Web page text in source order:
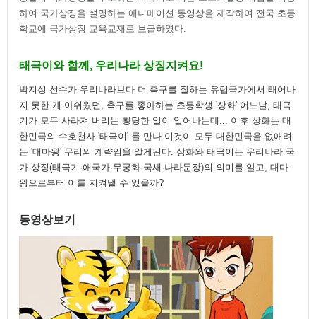
하여 국가상징을 설명하는 애니메이션 동영상을 제작하여 전국 초등
학교에 국가상징 교육교재로 보급하였다.
태극이와 함께, 우리나라 상징지켜요!
박지성 선수가 우리나라보다 더 축구를 잘하는 유럽국가에서 태어나
지 못한 게 아쉬웠던, 축구를 좋아하는 초등학생 '상화' 어느날, 태극
기가 모두 사라져 버리는 황당한 일이 일어나는데... 이후 상화는 대
한민국의 수호천사 '태극이' 를 만나 이것이 모두 대한민국을 없애려
는 '대마왕' 무리의 계략임을 알게된다. 상화와 태극이는 우리나라 국
가 상징(태극기·애국가·무궁화·국새·나라문장)의 의미를 알고, 대마
왕으로부터 이를 지켜낼 수 있을까?
동영상보기